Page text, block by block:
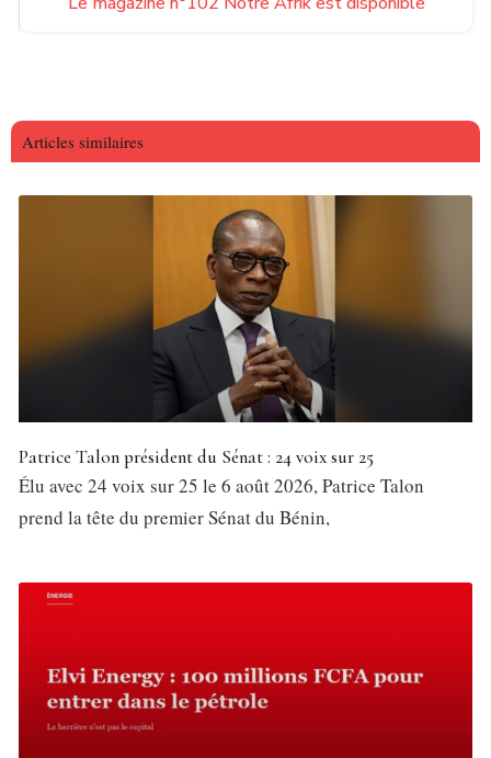
Articles similaires
Patrice Talon président du Sénat : 24 voix sur 25
Élu avec 24 voix sur 25 le 6 août 2026, Patrice Talon
prend la tête du premier Sénat du Bénin,